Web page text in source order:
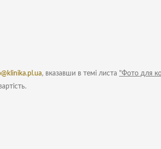
, вказавши в темі листа "Фото для